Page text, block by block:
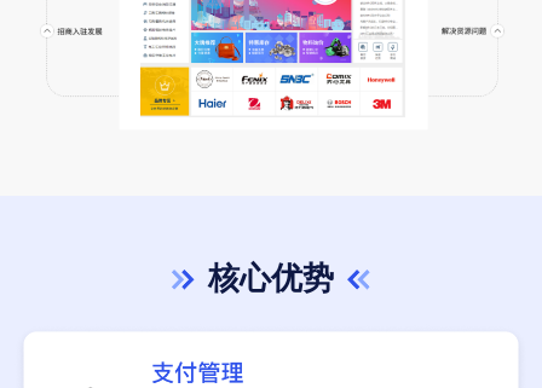
核心优势